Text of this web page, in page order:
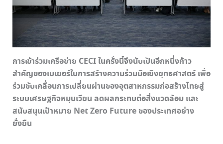
การเข้าร่วมเครือข่าย CECI ในครั้งนี้จึงนับเป็นอีกหนึ่งก้าว
สำคัญของเบเยอร์ในการสร้างความร่วมมือเชิงยุทธศาสตร์ เพื่อ
ร่วมขับเคลื่อนการเปลี่ยนผ่านของอุตสาหกรรมก่อสร้างไทยสู่
ระบบเศรษฐกิจหมุนเวียน ลดผลกระทบต่อสิ่งแวดล้อม และ
สนับสนุนเป้าหมาย Net Zero Future ของประเทศอย่าง
ยั่งยืน